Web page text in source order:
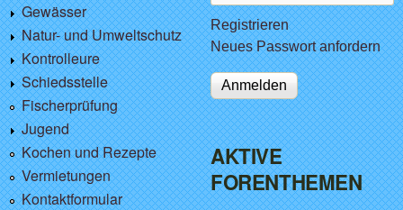
Gewässer
Natur- und Umweltschutz
Kontrolleure
Schiedsstelle
Fischerprüfung
Jugend
Kochen und Rezepte
Vermietungen
Kontaktformular
Registrieren
Neues Passwort anfordern
AKTIVE
FORENTHEMEN